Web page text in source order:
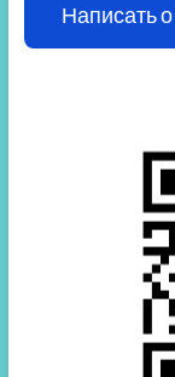
Написать